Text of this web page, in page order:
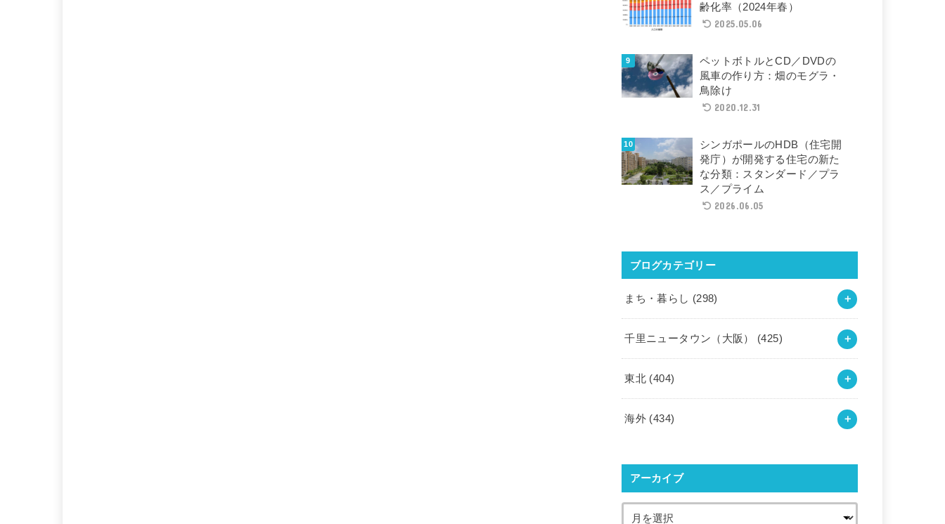
齢化率（2024年春）
2025.05.06
ペットボトルとCD／DVDの
風車の作り方：畑のモグラ・
鳥除け
2020.12.31
シンガポールのHDB（住宅開
発庁）が開発する住宅の新た
な分類：スタンダード／プラ
ス／プライム
2026.06.05
ブログカテゴリー
まち・暮らし (298)
千里ニュータウン（大阪） (425)
東北 (404)
海外 (434)
アーカイブ